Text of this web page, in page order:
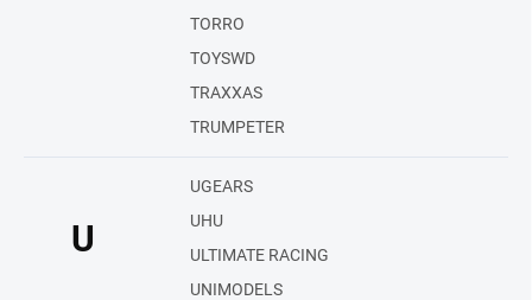
TORRO
TOYSWD
TRAXXAS
TRUMPETER
U
UGEARS
UHU
ULTIMATE RACING
UNIMODELS